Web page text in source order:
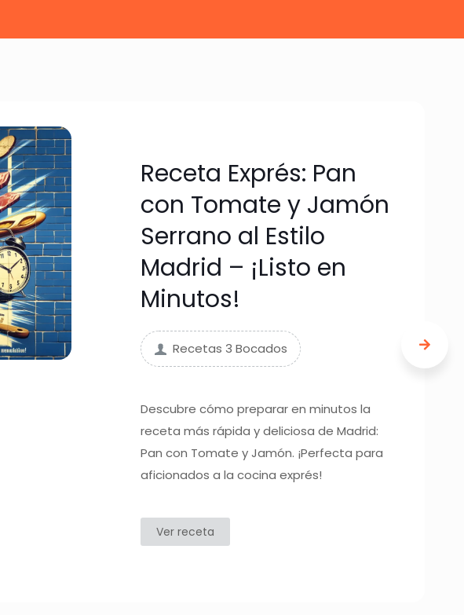
Receta Exprés: Pan
con Tomate y Jamón
Serrano al Estilo
Madrid – ¡Listo en
Minutos!
Recetas 3 Bocados
Descubre cómo preparar en minutos la
receta más rápida y deliciosa de Madrid:
Pan con Tomate y Jamón. ¡Perfecta para
aficionados a la cocina exprés!
Ver receta